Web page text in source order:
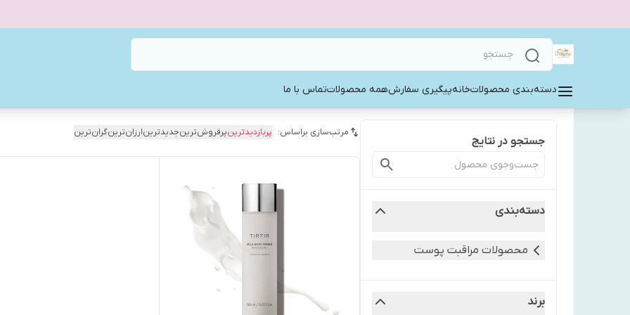
دسته‌بندی محصولاتخانهپیگیری سفارشهمه محصولاتتماس با ما
جستجو در نتایج
دسته‌بندی
محصولات مراقبت پوست
برند
مرتب‌سازی براساس: پربازدیدترینپرفروش‌ترینجدیدترینارزان‌ترینگران‌ترین